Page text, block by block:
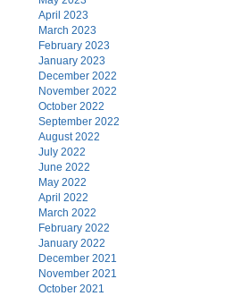
April 2023
March 2023
February 2023
January 2023
December 2022
November 2022
October 2022
September 2022
August 2022
July 2022
June 2022
May 2022
April 2022
March 2022
February 2022
January 2022
December 2021
November 2021
October 2021